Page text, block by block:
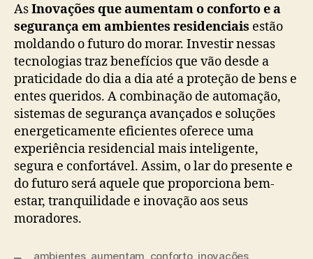
AsInovações que aumentam o conforto e a
segurança em ambientes residenciais estão
moldando o futuro do morar. Investir nessas
tecnologias traz benefícios que vão desde a
praticidade do dia a dia até a proteção de bens e
entes queridos. A combinação de automação,
sistemas de segurança avançados e soluções
energeticamente eficientes oferece uma
experiência residencial mais inteligente,
segura e confortável. Assim, o lar do presente e
do futuro será aquele que proporciona bem-
estar, tranquilidade e inovação aos seus
moradores.
ambientes, aumentam conforto, inovações,